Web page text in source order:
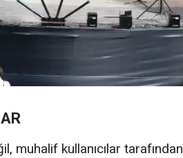
muhalif kullanıcılar tarafından